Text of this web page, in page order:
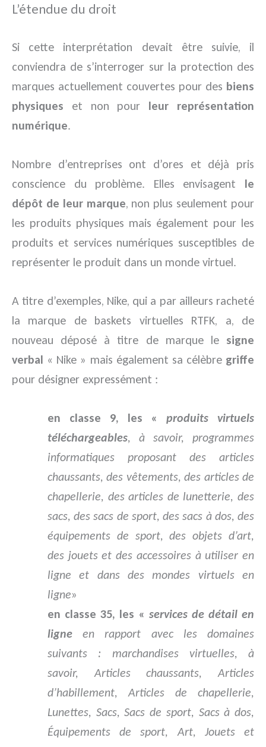
L’étendue du droit
Si cette interprétation devait être suivie, il
conviendra de s’interroger sur la protection des
marques actuellement couvertes pour des biens
physiques et non pour leur représentation
numérique.
Nombre d’entreprises ont d’ores et déjà pris
conscience du problème. Elles envisagent le
dépôt de leur marque, non plus seulement pour
les produits physiques mais également pour les
produits et services numériques susceptibles de
représenter le produit dans un monde virtuel.
A titre d’exemples, Nike, qui a par ailleurs racheté
la marque de baskets virtuelles RTFK, a, de
nouveau déposé à titre de marque le signe
verbal « Nike » mais également sa célèbre griffe
pour désigner expressément :
en classe 9, les «produits virtuels
téléchargeables, à savoir, programmes
informatiques proposant des articles
chaussants, des vêtements, des articles de
chapellerie, des articles de lunetterie, des
sacs, des sacs de sport, des sacs à dos, des
équipements de sport, des objets d’art,
des jouets et des accessoires à utiliser en
ligne et dans des mondes virtuels en
ligne»
en classe 35, les « services de détail en
ligne en rapport avec les domaines
suivants : marchandises virtuelles, à
savoir, Articles chaussants, Articles
d’habillement, Articles de chapellerie,
Lunettes, Sacs, Sacs de sport, Sacs à dos,
Équipements de sport, Art, Jouets et